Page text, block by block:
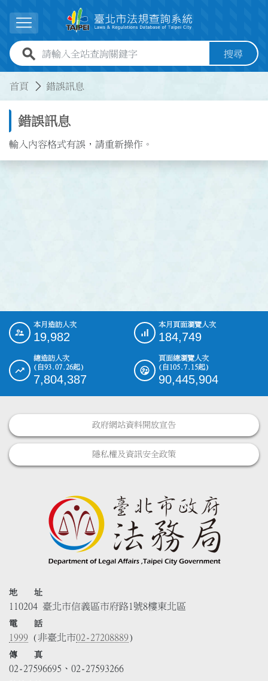
展開選單
全站查詢關鍵字欄位 搜尋
首頁 錯誤訊息
錯誤訊息
輸入內容格式有誤，請重新操作。
::: 本月造訪人次
19,982
本月頁面瀏覽人次
184,749
總造訪人次
(自93.07.26起)
7,804,387
頁面總瀏覽人次
(自105.7.15起)
90,445,904
政府網站資料開放宣告
隱私權及資訊安全政策
地 址
110204 臺北市信義區市府路1號8樓東北區
電 話
1999 (非臺北市02-27208889)
傳 真
02-27596695、02-27593266